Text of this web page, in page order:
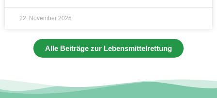
22. November 2025
Alle Beiträge zur Lebensmittelrettung